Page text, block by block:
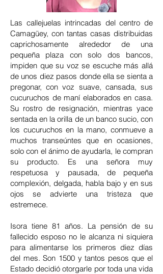
Las callejuelas intrincadas del centro de
Camagüey, con tantas casas distribuidas
caprichosamente alrededor de una
pequeña plaza con solo dos bancos,
impiden que su voz se escuche más allá
de unos diez pasos donde ella se sienta a
pregonar, con voz suave, cansada, sus
cucuruchos de maní elaborados en casa.
Su rostro de resignación, mientras yace
sentada en la orilla de un banco sucio, con
los cucuruchos en la mano, conmueve a
muchos transeúntes que en ocasiones,
solo con el ánimo de ayudarla, le compran
su producto. Es una señora muy
respetuosa y pausada, de pequeña
complexión, delgada, habla bajo y en sus
ojos se advierte una tristeza que
estremece.
Isora tiene 81 años. La pensión de su
fallecido esposo no le alcanza ni siquiera
para alimentarse los primeros diez días
del mes. Son 1500 y tantos pesos que el
Estado decidió otorgarle por toda una vida